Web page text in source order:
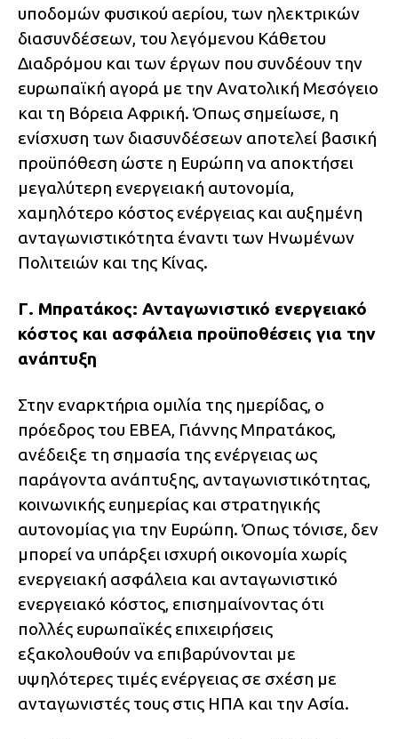
υποδομών φυσικού αερίου, των ηλεκτρικών
διασυνδέσεων, του λεγόμενου Κάθετου
Διαδρόμου και των έργων που συνδέουν την
ευρωπαϊκή αγορά με την Ανατολική Μεσόγειο
και τη Βόρεια Αφρική. Όπως σημείωσε, η
ενίσχυση των διασυνδέσεων αποτελεί βασική
προϋπόθεση ώστε η Ευρώπη να αποκτήσει
μεγαλύτερη ενεργειακή αυτονομία,
χαμηλότερο κόστος ενέργειας και αυξημένη
ανταγωνιστικότητα έναντι των Ηνωμένων
Πολιτειών και της Κίνας.
Γ. Μπρατάκος: Ανταγωνιστικό ενεργειακό
κόστος και ασφάλεια προϋποθέσεις για την
ανάπτυξη
Στην εναρκτήρια ομιλία της ημερίδας, ο
πρόεδρος του ΕΒΕΑ, Γιάννης Μπρατάκος,
ανέδειξε τη σημασία της ενέργειας ως
παράγοντα ανάπτυξης, ανταγωνιστικότητας,
κοινωνικής ευημερίας και στρατηγικής
αυτονομίας για την Ευρώπη. Όπως τόνισε, δεν
μπορεί να υπάρξει ισχυρή οικονομία χωρίς
ενεργειακή ασφάλεια και ανταγωνιστικό
ενεργειακό κόστος, επισημαίνοντας ότι
πολλές ευρωπαϊκές επιχειρήσεις
εξακολουθούν να επιβαρύνονται με
υψηλότερες τιμές ενέργειας σε σχέση με
ανταγωνιστές τους στις ΗΠΑ και την Ασία.